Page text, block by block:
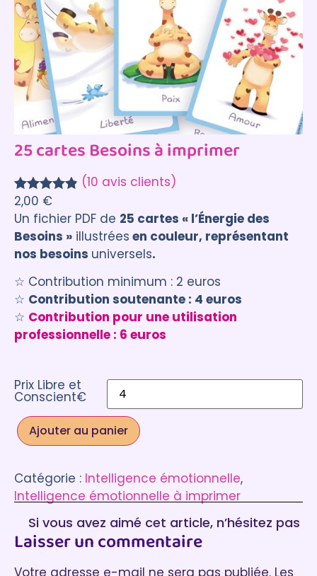
25 cartes Besoins à imprimer
Noté4.90
sur 5
basé sur
10
notations
client
(10 avis clients)
2,00 €
Un fichier PDF de 25 cartes « l’Énergie des
Besoins » illustrées en couleur, représentant
nos besoins universels.
☆ Contribution minimum : 2 euros
☆ Contribution soutenante : 4 euros
☆ Contribution pour une utilisation
professionnelle : 6 euros
Prix Libre et
Conscient€
Ajouter au panier
Catégorie : Intelligence émotionnelle
Intelligence émotionnelle à imprimer
Si vous avez aimé cet article, n’hésitez pas
à laisser un commentaire :)
Laisser un commentaire
Votre adresse e-mail ne sera pas publiée. Les